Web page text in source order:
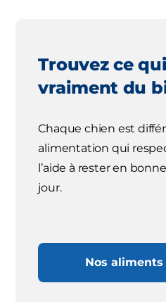
Trouvez ce
vraiment du
Chaque chien est
alimentation qui
l’aide à rester en
jour.
Nos